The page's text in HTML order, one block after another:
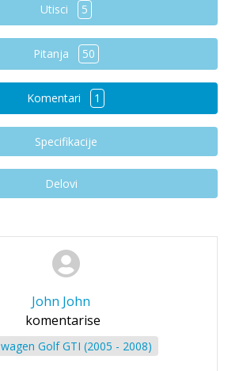
Utisci 5
Pitanja 50
Komentari 1
Specifikacije
Delovi
John John
komentarise
Golf GTI (2005 - 2008)